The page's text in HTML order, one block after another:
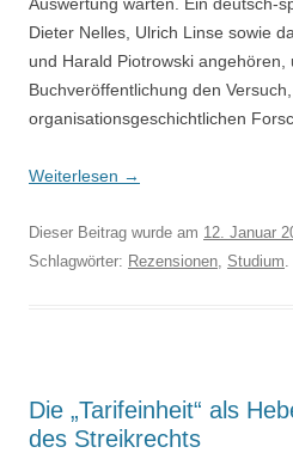
Dieter Nelles, Ulrich Linse sowie
und Harald Piotrowski
Buchveröffentlichung den
organisationsgeschichtlichen
Weiterlesen →
Dieser Beitrag wurde am 12. Januar
Schlagwörter: Rezensionen Studium
Die „Tarifeinheit“ als
des Streikrechts